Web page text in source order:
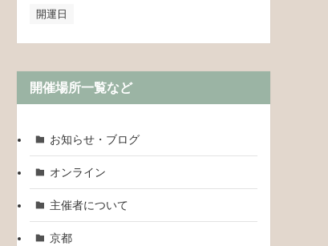
開運日
開催場所一覧など
お知らせ・ブログ
オンライン
主催者について
京都